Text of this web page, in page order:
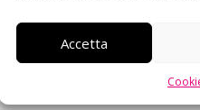
Accetta